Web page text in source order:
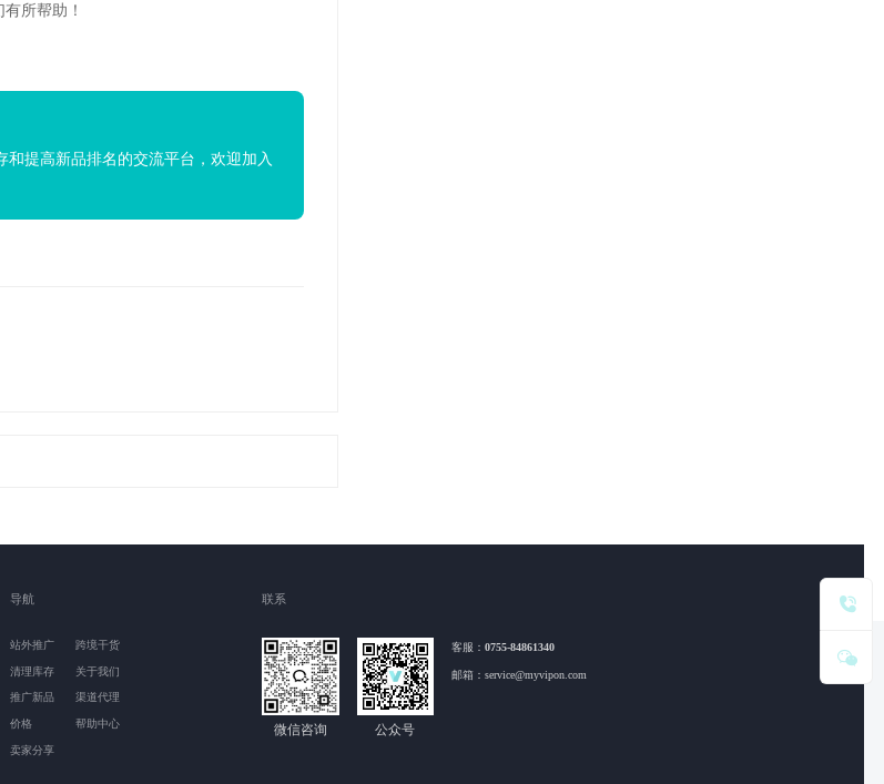
所帮助！
提高新品排名的交流平台，欢迎加入
导航
站外推广
清理库存
推广新品
价格
卖家分享
跨境干货
关于我们
渠道代理
帮助中心
联系
微信咨询 公众号
客服：0755-84861340
邮箱：service@myvipon.com